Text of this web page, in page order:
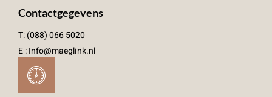
Contactgegevens
T: (088) 066 5020
E : Info@maeglink.nl